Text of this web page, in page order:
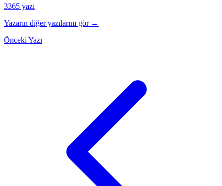
3365 yazı
Yazarın diğer yazılarını gör →
Önceki Yazı